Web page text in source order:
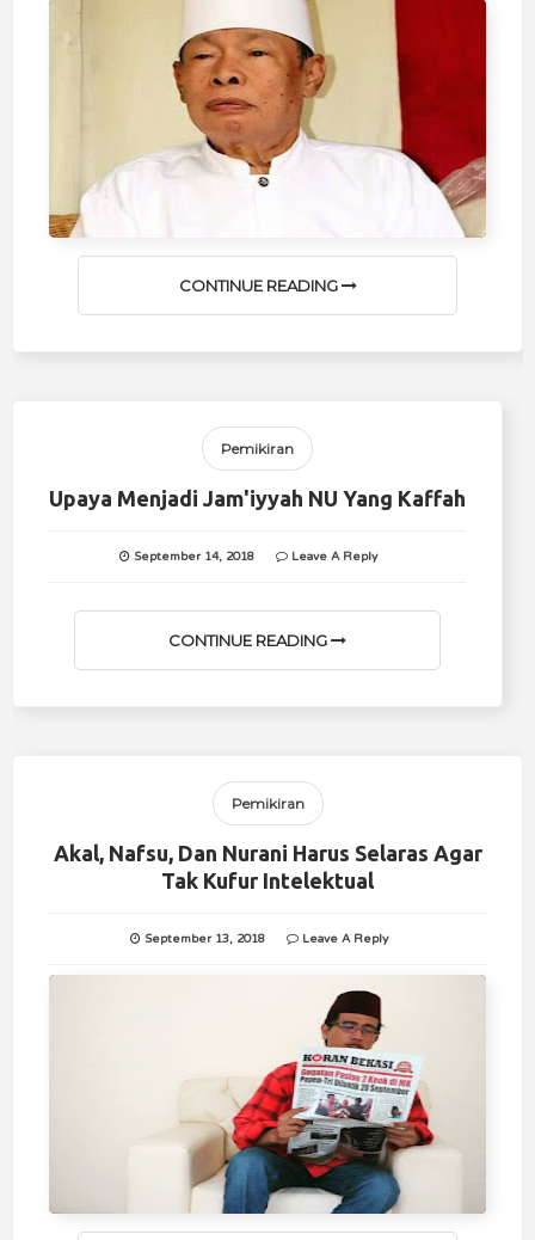
CONTINUE READING
Pemikiran
Upaya Menjadi Jam'iyyah NU Yang Kaffah
September 14, 2018 Leave A Reply
CONTINUE READING
Pemikiran
Akal, Nafsu, Dan Nurani Harus Selaras Agar
Tak Kufur Intelektual
September 13, 2018 Leave A Reply